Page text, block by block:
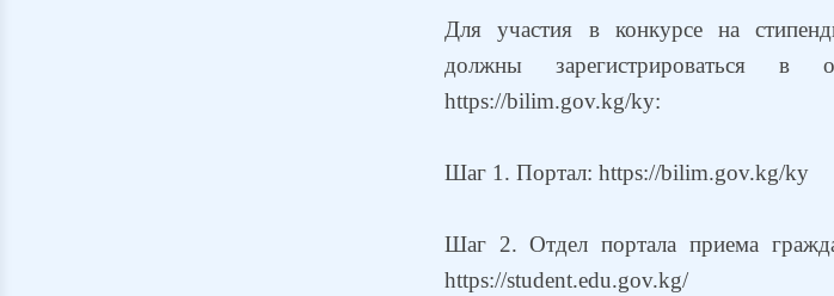
Для участия в конкурсе на
должны зарегистрироваться
https://bilim.gov.kg/ky:
Шаг 1. Портал: https://bilim.gov.kg/ky
Шаг 2. Отдел портала приема
https://student.edu.gov.kg/